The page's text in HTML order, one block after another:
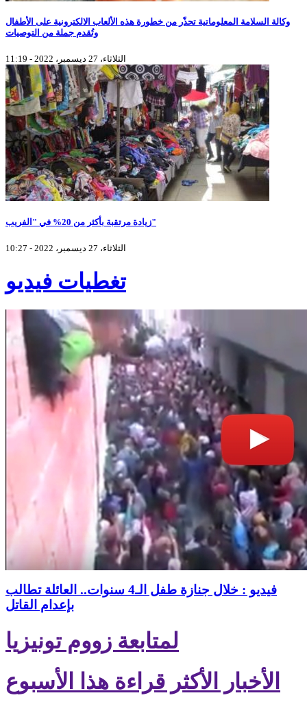
وكالة السلامة المعلوماتية تحذّر من خطورة هذه الألعاب الالكترونية على الأطفال
وتُقدم جملة من التوصيات
الثلاثاء، 27 ديسمبر، 2022 - 11:19
زيادة مرتقبة بأكثر من 20% في "الفريب"
الثلاثاء، 27 ديسمبر، 2022 - 10:27
تغطيات فيديو
فيديو : خلال جنازة طفل الـ4 سنوات.. العائلة تطالب
بإعدام القاتل
لمتابعة زووم تونيزيا
الأخبار الأكثر قراءة هذا الأسبوع